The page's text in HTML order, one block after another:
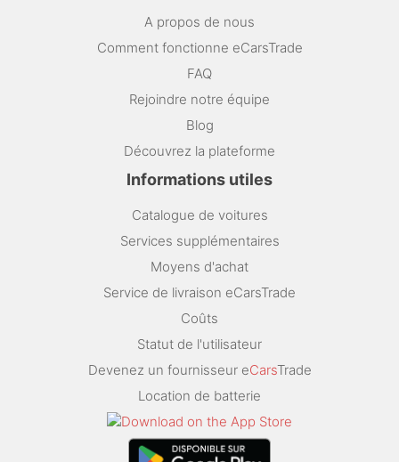
A propos de nous
Comment fonctionne eCarsTrade
FAQ
Rejoindre notre équipe
Blog
Découvrez la plateforme
Informations utiles
Catalogue de voitures
Services supplémentaires
Moyens d'achat
Service de livraison eCarsTrade
Coûts
Statut de l'utilisateur
Devenez un fournisseur eCarsTrade
Location de batterie